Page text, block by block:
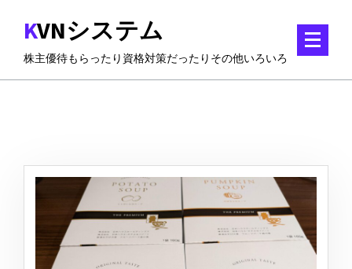
ツ
KVNシステム
株主優待もらったり資格対策だったりその他いろいろ